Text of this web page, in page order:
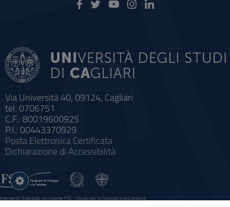
Via Università 40, 09124, Cagliari
tel. 0706751
C.F.: 80019600925
P.I.: 00443370929
Posta Elettronica Certificata
Dichiarazione di Accessibilità
Intervento finanziato con risorse FSC - Fondo per lo Sviluppo e la Coesione
Impostazioni
cookie